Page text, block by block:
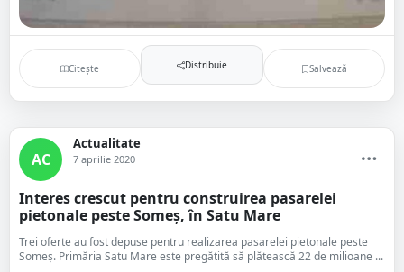
Citește Distribuie Salvează
AC
Actualitate
7 aprilie 2020
Interes crescut pentru construirea pasarelei
pietonale peste Someș, în Satu Mare
Trei oferte au fost depuse pentru realizarea pasarelei pietonale peste
Someș. Primăria Satu Mare este pregătită să plătească 22 de milioane ...